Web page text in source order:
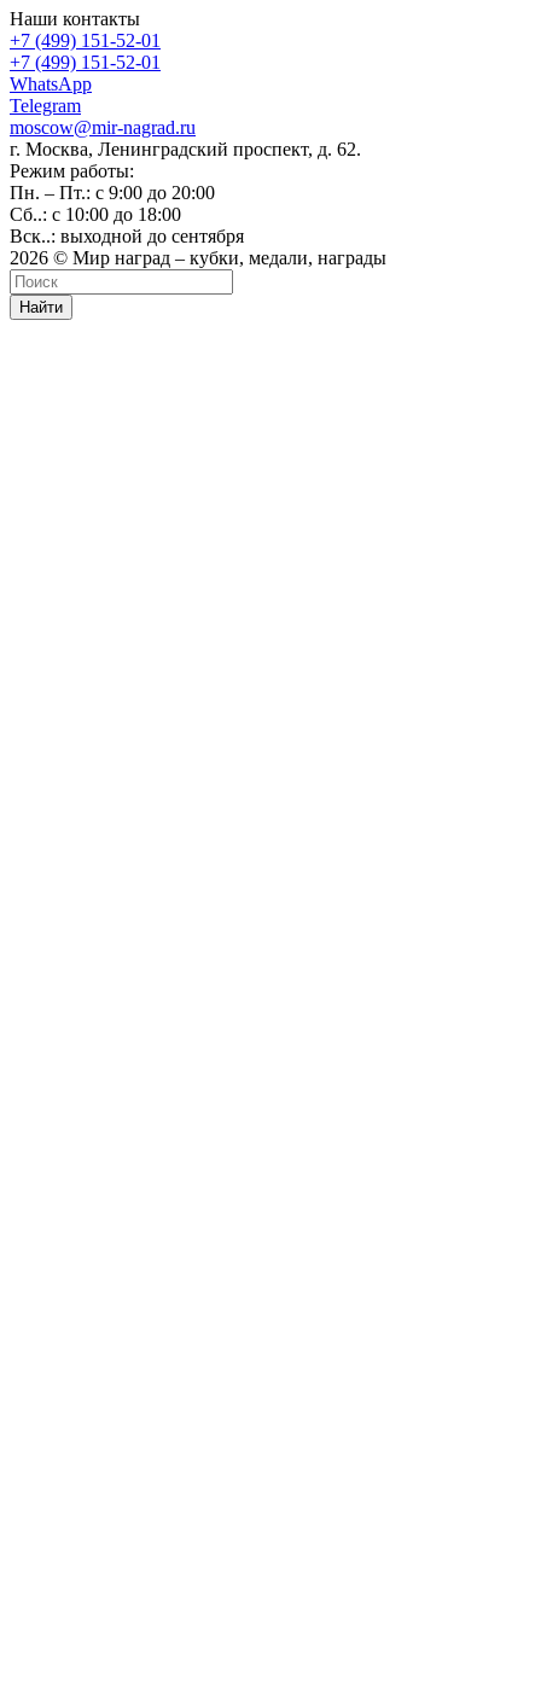
Наши контакты
+7 (499) 151-52-01
+7 (499) 151-52-01
WhatsApp
Telegram
moscow@mir-nagrad.ru
г. Москва, Ленинградский проспект, д. 62.
Режим работы:
Пн. – Пт.: с 9:00 до 20:00
Сб..: с 10:00 до 18:00
Вск..: выходной до сентября
2026 © Мир наград – кубки, медали, награды
Найти